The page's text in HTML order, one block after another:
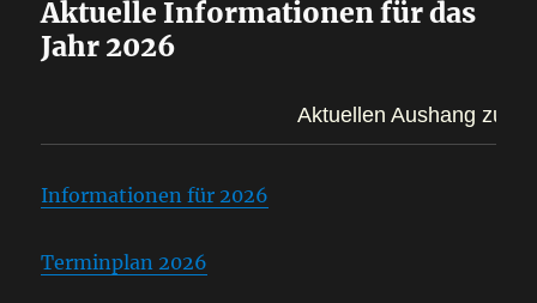
Aktuelle Informationen für das
Jahr 2026
Aktuellen Aushang zum
Informationen für 2026
Terminplan 2026